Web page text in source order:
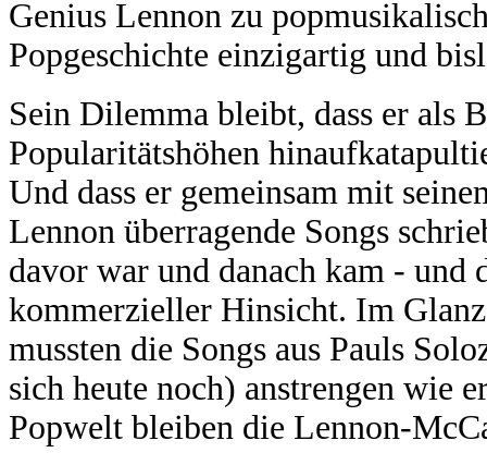
Genius Lennon zu
Popgeschichte einzigartig und
Sein Dilemma bleibt, dass er als
Popularitätshöhen
Und dass er gemeinsam mit
Lennon überragende Songs
davor war und danach kam - und
kommerzieller Hinsicht. Im
mussten die Songs aus Pauls
sich heute noch) anstrengen wie
Popwelt bleiben die Lennon-